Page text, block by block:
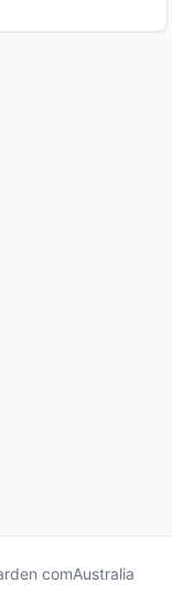
comAustralia